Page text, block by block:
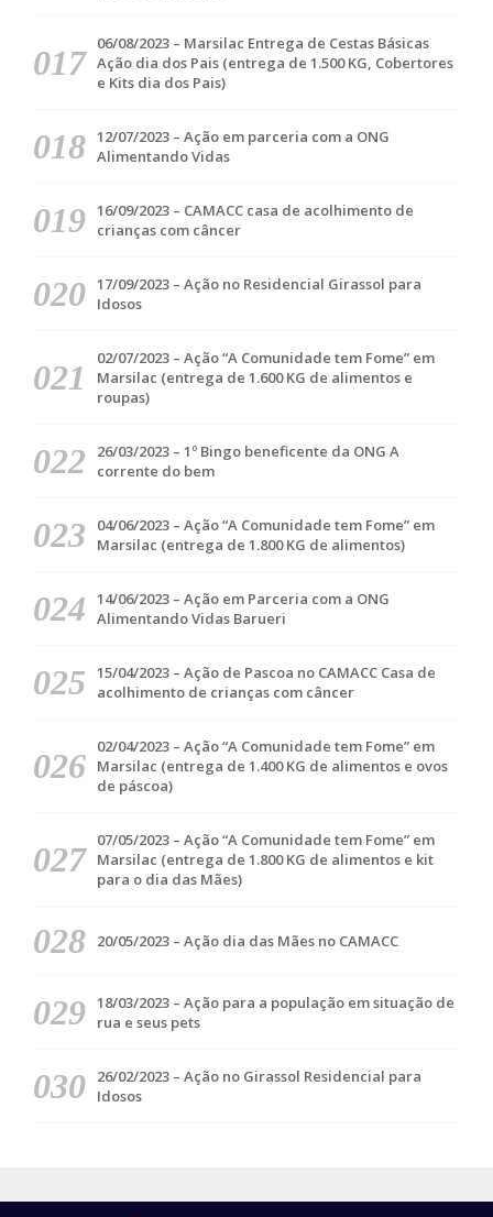
06/08/2023 – Marsilac Entrega de Cestas Básicas
Ação dia dos Pais (entrega de 1.500 KG, Cobertores
e Kits dia dos Pais)
12/07/2023 – Ação em parceria com a ONG
Alimentando Vidas
16/09/2023 – CAMACC casa de acolhimento de
crianças com câncer
17/09/2023 – Ação no Residencial Girassol para
Idosos
02/07/2023 – Ação “A Comunidade tem Fome” em
Marsilac (entrega de 1.600 KG de alimentos e
roupas)
26/03/2023 – 1º Bingo beneficente da ONG A
corrente do bem
04/06/2023 – Ação “A Comunidade tem Fome” em
Marsilac (entrega de 1.800 KG de alimentos)
14/06/2023 – Ação em Parceria com a ONG
Alimentando Vidas Barueri
15/04/2023 – Ação de Pascoa no CAMACC Casa de
acolhimento de crianças com câncer
02/04/2023 – Ação “A Comunidade tem Fome” em
Marsilac (entrega de 1.400 KG de alimentos e ovos
de páscoa)
07/05/2023 – Ação “A Comunidade tem Fome” em
Marsilac (entrega de 1.800 KG de alimentos e kit
para o dia das Mães)
20/05/2023 – Ação dia das Mães no CAMACC
18/03/2023 – Ação para a população em situação de
rua e seus pets
26/02/2023 – Ação no Girassol Residencial para
Idosos